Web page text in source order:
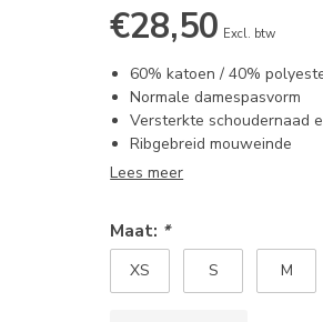
€28,50 Excl. btw
60% katoen / 40%
Normale damespasvorm
Versterkte schoudernaad
Ribgebreid mouweinde
Lees meer
Maat: *
XS S M